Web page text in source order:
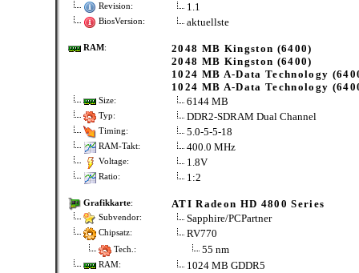
Revision: 1.1
BiosVersion: aktuellste
RAM:
2048 MB Kingston (6400)
2048 MB Kingston (6400)
1024 MB A-Data Technology
1024 MB A-Data Technology
Size: 6144 MB
Typ: DDR2-SDRAM Dual Channel
Timing: 5.0-5-5-18
RAM-Takt: 400.0 MHz
Voltage: 1.8V
Ratio: 1:2
Grafikkarte: ATI Radeon HD 4800 Series
Subvendor: Sapphire/PCPartner
Chipsatz: RV770
Tech.: 55 nm
RAM: 1024 MB GDDR5